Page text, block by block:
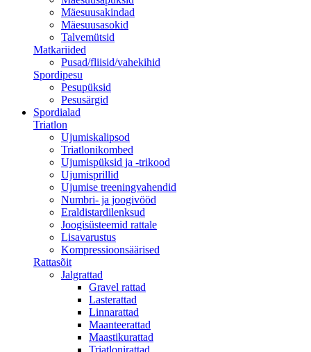
Mäesuusakindad
Mäesuusasokid
Talvemütsid
Matkariided
Pusad/fliisid/vahekihid
Spordipesu
Pesupüksid
Pesusärgid
Spordialad
Triatlon
Ujumiskalipsod
Triatlonikombed
Ujumispüksid ja -trikood
Ujumisprillid
Ujumise treeningvahendid
Numbri- ja joogivööd
Eraldistardilenksud
Joogisüsteemid rattale
Lisavarustus
Kompressioonsäärised
Rattasõit
Jalgrattad
Gravel rattad
Lasterattad
Linnarattad
Maanteerattad
Maastikurattad